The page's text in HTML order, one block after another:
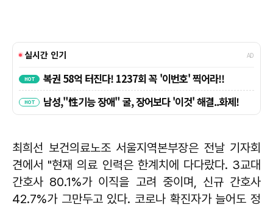
최희선 보건의료노조 서울지역본부장은 전날 기자회
견에서 "현재 의료 인력은 한계치에 다다랐다. 3교대
간호사 80.1%가 이직을 고려 중이며, 신규 간호사
42.7%가 그만두고 있다. 코로나 확진자가 늘어도 정